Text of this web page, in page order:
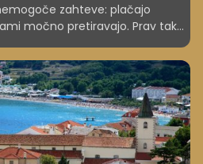
zahteve: plačajo
močno pretiravajo. Prav tako
vedejo na zasebnih letalih.